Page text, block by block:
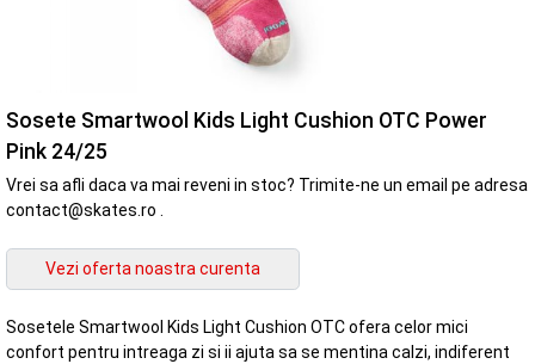
Sosete Smartwool Kids Light Cushion OTC Power
Pink 24/25
Vrei sa afli daca va mai reveni in stoc? Trimite-ne un email pe adresa
contact@skates.ro .
Sosetele Smartwool Kids Light Cushion OTC ofera celor mici
confort pentru intreaga zi si ii ajuta sa se mentina calzi, indiferent